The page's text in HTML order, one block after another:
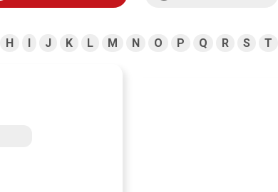
H I J K L M N O P Q R S T